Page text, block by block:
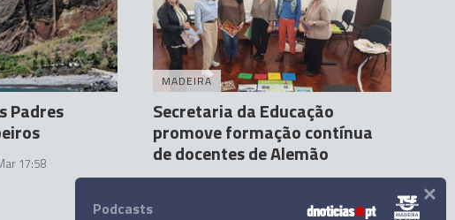
Padres
17:58
MADEIRA
Secretaria da Educação
promove formação contínua
de docentes de Alemão
Podcasts ×